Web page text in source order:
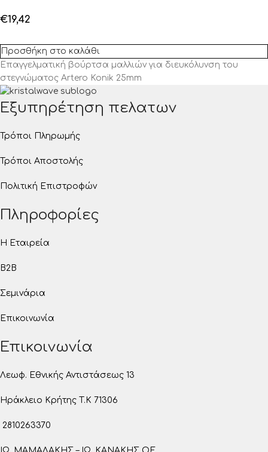
€19,42
Προσθήκη στο καλάθι
Επαγγελματική βούρτσα μαλλιών για διευκόλυνση του
στεγνώματος Artero Konik 25mm
Εξυπηρέτηση πελατων
Τρόποι Πληρωμής
Τρόποι Αποστολής
Πολιτική Επιστροφών
Πληροφορίες
Η Εταιρεία
B2B
Σεμινάρια
Επικοινωνία
Επικοινωνία
Λεωφ. Εθνικής Αντιστάσεως 13
Ηράκλειο Κρήτης T.K 71306
2810263370